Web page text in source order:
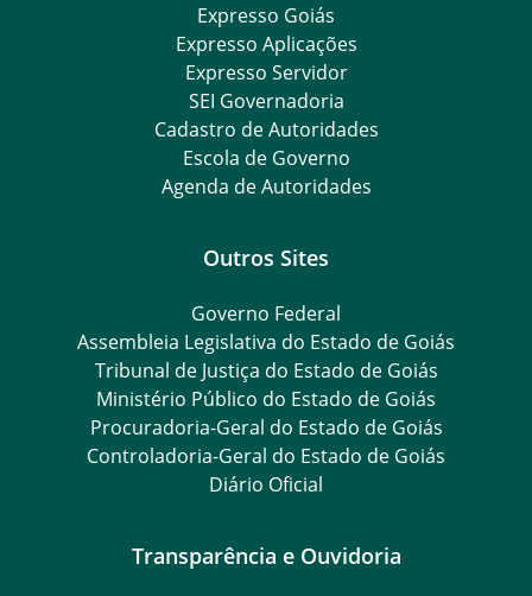
Expresso Goiás
Expresso Aplicações
Expresso Servidor
SEI Governadoria
Cadastro de Autoridades
Escola de Governo
Agenda de Autoridades
Outros Sites
Governo Federal
Assembleia Legislativa do Estado de Goiás
Tribunal de Justiça do Estado de Goiás
Ministério Público do Estado de Goiás
Procuradoria-Geral do Estado de Goiás
Controladoria-Geral do Estado de Goiás
Diário Oficial
Transparência e Ouvidoria